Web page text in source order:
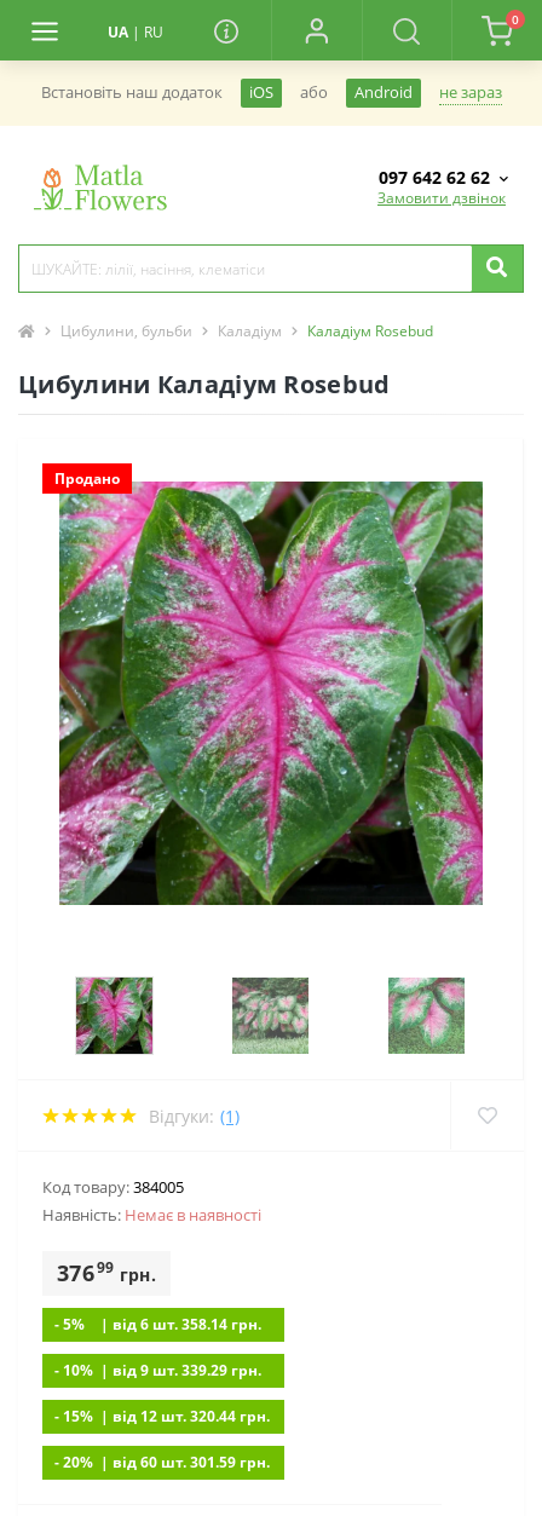
UA | RU
0
Встановiть наш додаток iOS або Android не зараз
097 642 62 62
Замовити дзвінок
Цибулини, бульби Каладіум Каладіум Rosebud
Цибулини Каладіум Rosebud
Продано
Відгуки: (1)
Код товару:384005
Наявність: Немає в наявностi
37699 грн.
- 5% | вiд 6 шт. 358.14 грн.
- 10% | вiд 9 шт. 339.29 грн.
- 15% | вiд 12 шт. 320.44 грн.
- 20% | вiд 60 шт. 301.59 грн.